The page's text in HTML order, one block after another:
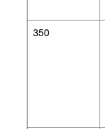
350